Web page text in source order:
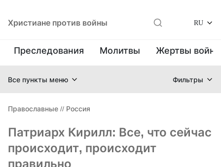
Христиане против войны RU
Преследования Молитвы Жертвы
Все пункты меню Фильтры
Православные // Россия
Патриарх Кирилл: Все, что сейчас
происходит, происходит
правильно